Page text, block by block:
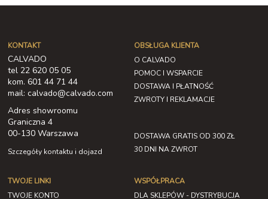
KONTAKT
CALVADO
tel 22 620 05 05
kom. 601 44 71 44
mail: calvado@calvado.com
Adres showroomu
Graniczna 4
00-130 Warszawa
Szczegóły kontaktu i dojazd
OBSŁUGA KLIENTA
O CALVADO
POMOC I WSPARCIE
DOSTAWA I PŁATNOŚĆ
ZWROTY I REKLAMACJE
DOSTAWA GRATIS OD 300 ZŁ
30 DNI NA ZWROT
TWOJE LINKI
TWOJE KONTO
WSPÓŁPRACA
DLA SKLEPÓW - DYSTRYBUCJA